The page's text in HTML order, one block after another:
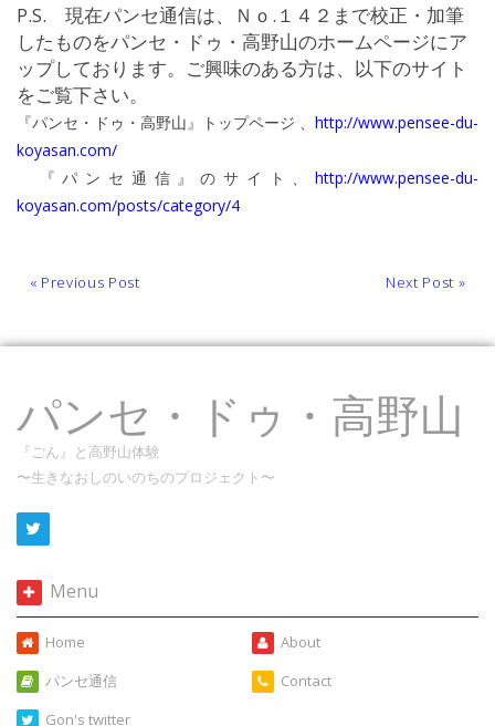
P.S. 現在パンセ通信は、Ｎｏ.１４２まで校正・加筆
したものをパンセ・ドゥ・高野山のホームページにア
ップしております。ご興味のある方は、以下のサイト
をご覧下さい。
『パンセ・ドゥ・高野山』トップページ 、http://www.pensee-du-
koyasan.com/
『パンセ通信』のサイト、http://www.pensee-du-
koyasan.com/posts/category/4
« Previous Post Next Post »
パンセ・ドゥ・高野山
『ごん』と高野山体験
〜生きなおしのいのちのプロジェクト〜
Menu
Home
パンセ通信
Gon's twitter
About
Contact